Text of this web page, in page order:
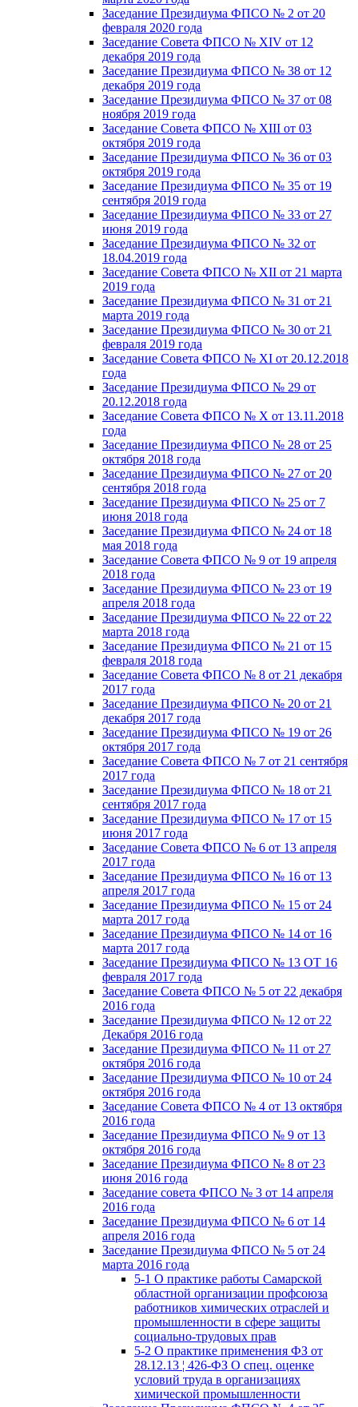
Заседание Президиума ФПСО № 2 от 20
февраля 2020 года
Заседание Совета ФПСО № XIV от 12
декабря 2019 года
Заседание Президиума ФПСО № 38 от 12
декабря 2019 года
Заседание Президиума ФПСО № 37 от 08
ноября 2019 года
Заседание Совета ФПСО № XIII от 03
октября 2019 года
Заседание Президиума ФПСО № 36 от 03
октября 2019 года
Заседание Президиума ФПСО № 35 от 19
сентября 2019 года
Заседание Президиума ФПСО № 33 от 27
июня 2019 года
Заседание Президиума ФПСО № 32 от
18.04.2019 года
Заседание Совета ФПСО № XII от 21 марта
2019 года
Заседание Президиума ФПСО № 31 от 21
марта 2019 года
Заседание Президиума ФПСО № 30 от 21
февраля 2019 года
Заседание Совета ФПСО № XI от 20.12.2018
года
Заседание Президиума ФПСО № 29 от
20.12.2018 года
Заседание Совета ФПСО № X от 13.11.2018
года
Заседание Президиума ФПСО № 28 от 25
октября 2018 года
Заседание Президиума ФПСО № 27 от 20
сентября 2018 года
Заседание Президиума ФПСО № 25 от 7
июня 2018 года
Заседание Президиума ФПСО № 24 от 18
мая 2018 года
Заседание Совета ФПСО № 9 от 19 апреля
2018 года
Заседание Президиума ФПСО № 23 от 19
апреля 2018 года
Заседание Президиума ФПСО № 22 от 22
марта 2018 года
Заседание Президиума ФПСО № 21 от 15
февраля 2018 года
Заседание Совета ФПСО № 8 от 21 декабря
2017 года
Заседание Президиума ФПСО № 20 от 21
декабря 2017 года
Заседание Президиума ФПСО № 19 от 26
октября 2017 года
Заседание Совета ФПСО № 7 от 21 сентября
2017 года
Заседание Президиума ФПСО № 18 от 21
сентября 2017 года
Заседание Президиума ФПСО № 17 от 15
июня 2017 года
Заседание Совета ФПСО № 6 от 13 апреля
2017 года
Заседание Президиума ФПСО № 16 от 13
апреля 2017 года
Заседание Президиума ФПСО № 15 от 24
марта 2017 года
Заседание Президиума ФПСО № 14 от 16
марта 2017 года
Заседание Президиума ФПСО № 13 ОТ 16
февраля 2017 года
Заседание Совета ФПСО № 5 от 22 декабря
2016 года
Заседание Президиума ФПСО № 12 от 22
Декабря 2016 года
Заседание Президиума ФПСО № 11 от 27
октября 2016 года
Заседание Президиума ФПСО № 10 от 24
октября 2016 года
Заседание Совета ФПСО № 4 от 13 октября
2016 года
Заседание Президиума ФПСО № 9 от 13
октября 2016 года
Заседание Президиума ФПСО № 8 от 23
июня 2016 года
Заседание совета ФПСО № 3 от 14 апреля
2016 года
Заседание Президиума ФПСО № 6 от 14
апреля 2016 года
Заседание Президиума ФПСО № 5 от 24
марта 2016 года
5-1 О практике работы Самарской
областной организации профсоюза
работников химических отраслей и
промышленности в сфере защиты
социально-трудовых прав
5-2 О практике применения ФЗ от
28.12.13 ¦ 426-ФЗ О спец. оценке
условий труда в организациях
химической промышленности